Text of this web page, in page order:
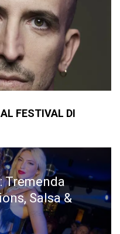
FESTIVAL DI
Tremenda
Salsa &